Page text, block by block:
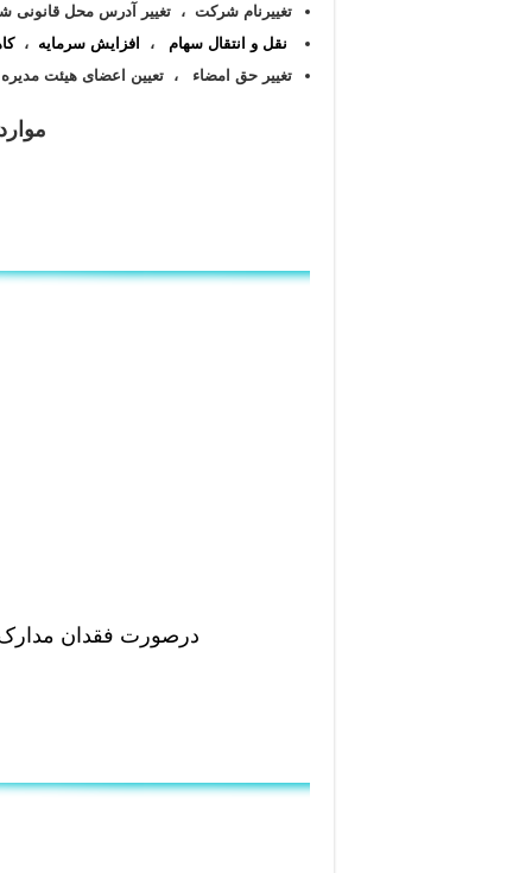
تغییرنام شرکت ، تغییر آدرس محل قانونی
نقل و انتقال سهام ، افزایش سرمایه ،
تغییر حق امضاء ، تعیین اعضای هیئت مدیره
درصورت فقدان مدارک